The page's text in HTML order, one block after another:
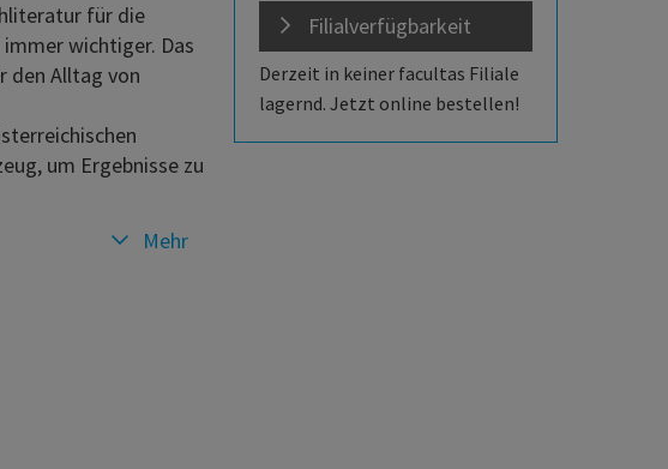
Filialverfügbarkeit
Derzeit in keiner facultas Filiale
lagernd. Jetzt online bestellen!
für die
wichtiger. Das
den Alltag von
um Ergebnisse zu
Mehr